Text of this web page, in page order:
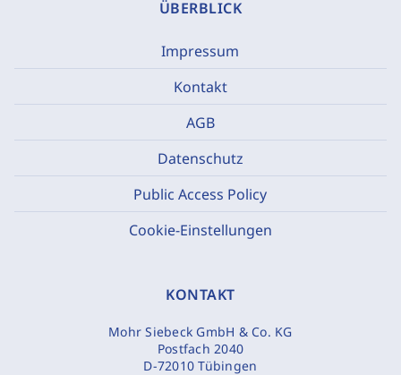
ÜBERBLICK
Impressum
Kontakt
AGB
Datenschutz
Public Access Policy
Cookie-Einstellungen
KONTAKT
Mohr Siebeck GmbH & Co. KG
Postfach 2040
D-72010 Tübingen